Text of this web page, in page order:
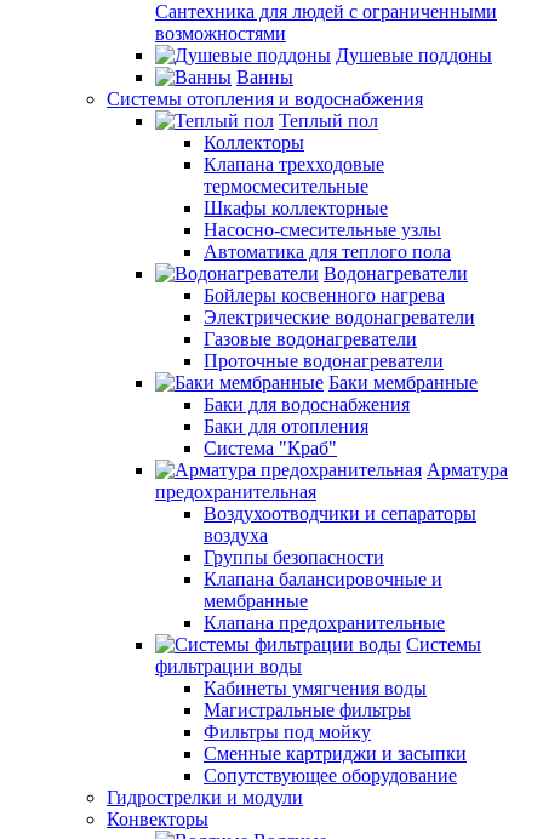
Сантехника для людей с ограниченными
возможностями
Душевые поддоны
Ванны
Системы отопления и водоснабжения
Теплый пол
Коллекторы
Клапана трехходовые
термосмесительные
Шкафы коллекторные
Насосно-смесительные узлы
Автоматика для теплого пола
Водонагреватели
Бойлеры косвенного нагрева
Электрические водонагреватели
Газовые водонагреватели
Проточные водонагреватели
Баки мембранные
Баки для водоснабжения
Баки для отопления
Система "Краб"
Арматура
предохранительная
Воздухоотводчики и сепараторы
воздуха
Группы безопасности
Клапана балансировочные и
мембранные
Клапана предохранительные
Системы
фильтрации воды
Кабинеты умягчения воды
Магистральные фильтры
Фильтры под мойку
Сменные картриджи и засыпки
Сопутствующее оборудование
Гидрострелки и модули
Конвекторы